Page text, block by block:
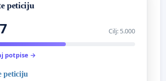
peticiju
Cilj: 5.000
potpise →
peticiju